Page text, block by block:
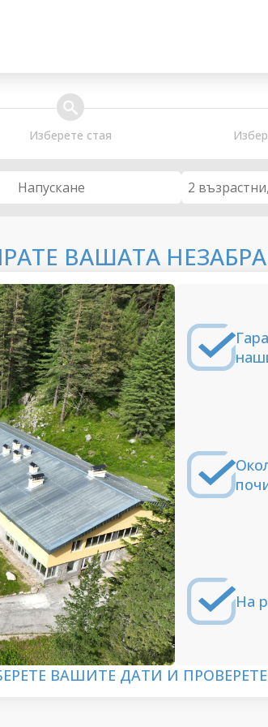
search
Изберете стая
Напускане 2
ВАШАТА
На
ВАШИТЕ ДАТИ И